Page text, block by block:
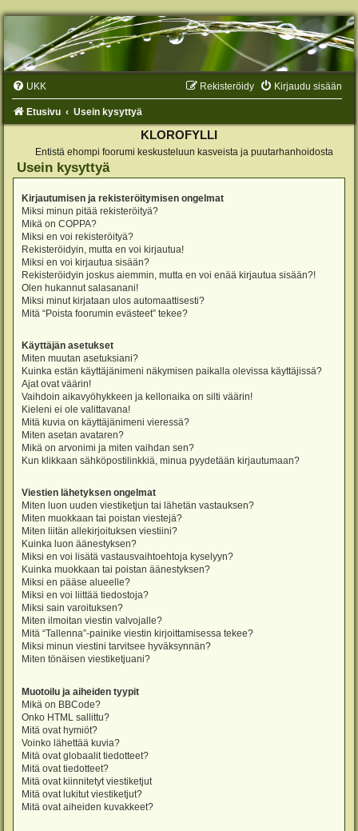
UKK Kirjaudu sisään
Rekisteröidy
Etusivu Usein kysyttyä
KLOROFYLLI
Entistä ehompi foorumi keskusteluun kasveista ja puutarhanhoidosta
Usein kysyttyä
Kirjautumisen ja rekisteröitymisen ongelmat
Miksi minun pitää rekisteröityä?
Mikä on COPPA?
Miksi en voi rekisteröityä?
Rekisteröidyin, mutta en voi kirjautua!
Miksi en voi kirjautua sisään?
Rekisteröidyin joskus aiemmin, mutta en voi enää kirjautua sisään?!
Olen hukannut salasanani!
Miksi minut kirjataan ulos automaattisesti?
Mitä “Poista foorumin evästeet” tekee?
Käyttäjän asetukset
Miten muutan asetuksiani?
Kuinka estän käyttäjänimeni näkymisen paikalla olevissa käyttäjissä?
Ajat ovat väärin!
Vaihdoin aikavyöhykkeen ja kellonaika on silti väärin!
Kieleni ei ole valittavana!
Mitä kuvia on käyttäjänimeni vieressä?
Miten asetan avataren?
Mikä on arvonimi ja miten vaihdan sen?
Kun klikkaan sähköpostilinkkiä, minua pyydetään kirjautumaan?
Viestien lähetyksen ongelmat
Miten luon uuden viestiketjun tai lähetän vastauksen?
Miten muokkaan tai poistan viestejä?
Miten liitän allekirjoituksen viestiini?
Kuinka luon äänestyksen?
Miksi en voi lisätä vastausvaihtoehtoja kyselyyn?
Kuinka muokkaan tai poistan äänestyksen?
Miksi en pääse alueelle?
Miksi en voi liittää tiedostoja?
Miksi sain varoituksen?
Miten ilmoitan viestin valvojalle?
Mitä “Tallenna”-painike viestin kirjoittamisessa tekee?
Miksi minun viestini tarvitsee hyväksynnän?
Miten tönäisen viestiketjuani?
Muotoilu ja aiheiden tyypit
Mikä on BBCode?
Onko HTML sallittu?
Mitä ovat hymiöt?
Voinko lähettää kuvia?
Mitä ovat globaalit tiedotteet?
Mitä ovat tiedotteet?
Mitä ovat kiinnitetyt viestiketjut
Mitä ovat lukitut viestiketjut?
Mitä ovat aiheiden kuvakkeet?